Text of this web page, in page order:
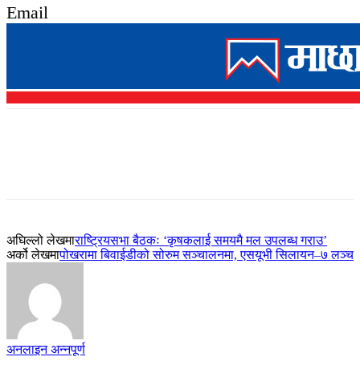
Email
अघिल्लो लेखमाराष्ट्रियसभा बैठकः ‘कृषकलाई समयमै मल उपलब्ध गराउ’
अर्को लेखमापोखरामा बिवाईडीको सोरुम सञ्चालनमा, एसयूभी सिलायन–७ लञ्च
अनलाइन अन्नपूर्ण